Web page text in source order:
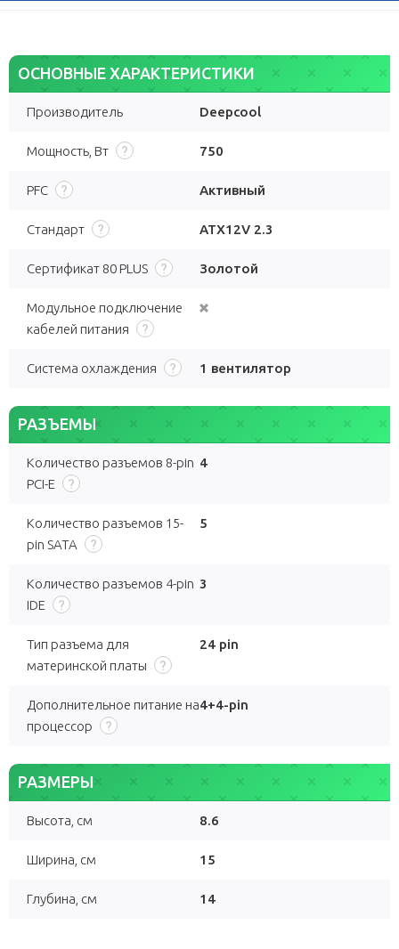
ОСНОВНЫЕ ХАРАКТЕРИСТИКИ
Производитель Deepcool
Мощность, Вт 750
PFC Активный
Стандарт ATX12V 2.3
Сертификат 80 PLUS Золотой
Модульное подключение
кабелей питания
Система охлаждения 1 вентилятор
РАЗЪЕМЫ
Количество разъемов 8-pin
PCI-E
4
Количество разъемов 15-
pin SATA
5
Количество разъемов 4-pin
IDE
3
Тип разъема для
материнской платы
24 pin
Дополнительное питание на
процессор
4+4-pin
РАЗМЕРЫ
Высота, см 8.6
Ширина, см 15
Глубина, см 14